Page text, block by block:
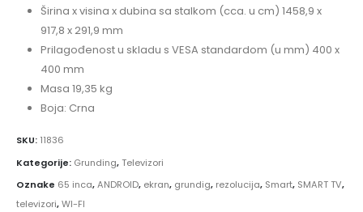
Širina x visina x dubina sa stalkom (cca. u cm) 1458,9 x
917,8 x 291,9 mm
Prilagođenost u skladu s VESA standardom (u mm) 400 x
400 mm
Masa 19,35 kg
Boja: Crna
SKU: 11836
Kategorije: Grunding,Televizori
Oznake 65 inca,ANDROID, ekran, grundig, rezolucija, Smart, SMART TV,
televizori,WI-FI